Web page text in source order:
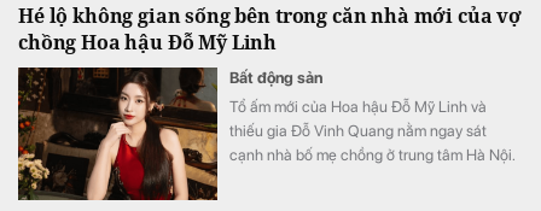
Hé lộ không gian sống bên trong căn nhà mới của vợ
chồng Hoa hậu Đỗ Mỹ Linh
Bất động sản
Tổ ấm mới của Hoa hậu Đỗ Mỹ Linh và
thiếu gia Đỗ Vinh Quang nằm ngay sát
cạnh nhà bố mẹ chồng ở trung tâm Hà Nội.